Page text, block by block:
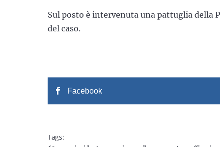
Sul posto è intervenuta una pattuglia della
del caso.
Facebook
Tags: